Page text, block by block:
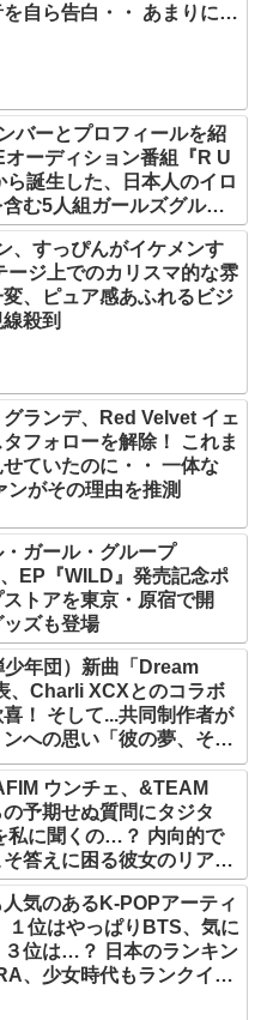
自ら告白・・ あまりにも
バーとプロフィールを紹
ーディション番組『R U
ら誕生した、日本人のイロ
む5人組ガールズグルー
ー曲「Magnetic」がいき
ット
、すっぴんがイケメンす
ージ上でのカリスマ的な雰
変、ピュア感あふれるビジ
殺到
ランデ、Red Velvet イェ
フォローを解除！ これま
ていたのに・・ 一体な
ンがその理由を推測
ガール・グループ
EP『WILD』発売記念ポ
トアを東京・原宿で開
ズも登場
少年団）新曲「Dream
、Charli XCXとのコラボ
！ そして...共同制作者が
への思い「彼の夢、そし
ら生まれた歌」
ウンチェ、&TEAM
予期せぬ質問にタジタ
私に聞くの…？ 内向的で
答えに困る彼女のリアク
いすぎる
気のあるK-POPアーティ
１位はやっぱりBTS、気に
３位は…？ 日本のランキン
、少女時代もランクイ